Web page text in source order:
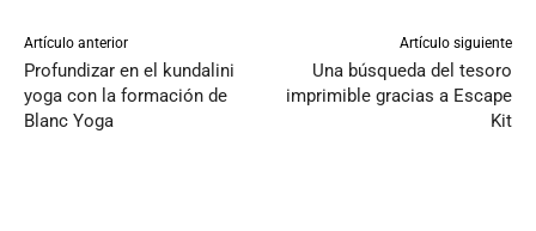
Artículo anterior
Profundizar en el kundalini
yoga con la formación de
Blanc Yoga
Artículo siguiente
Una búsqueda del tesoro
imprimible gracias a Escape
Kit